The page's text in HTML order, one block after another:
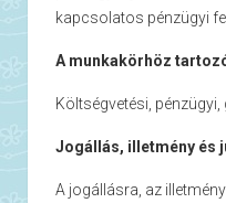
kapcsolatos pénzügyi
A munkakörhöz
Költségvetési,
Jogállás, illetmény és
A jogállásra, az